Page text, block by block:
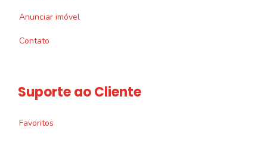
Anunciar imóvel
Contato
Suporte ao Cliente
Favoritos